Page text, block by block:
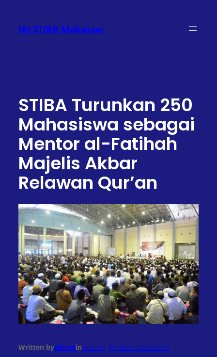
konten
IAI STIBA Makassar
STIBA Turunkan 250
Mahasiswa sebagai
Mentor al-Fatihah
Majelis Akbar
Relawan Qur’an
Written byadmininFeature, Kegiatan Mahasiswa